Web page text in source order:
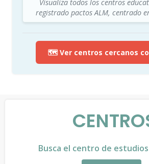
Visualiza todos los centros
registrado pactos ALM, centrado
🗺️ Ver centros cercanos
Busca el centro de